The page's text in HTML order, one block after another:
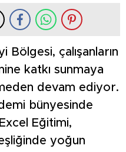
Bölgesi, çalışanların
katkı sunmaya
devam ediyor.
bünyesinde
Eğitimi,
yoğun